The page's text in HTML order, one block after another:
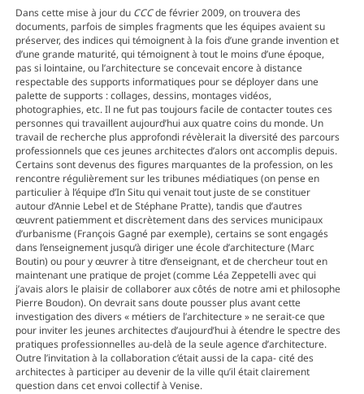
Dans cette mise à jour du CCCde février 2009, on trouvera des
documents, parfois de simples fragments que les équipes avaient su
préserver, des indices qui témoignent à la fois d’une grande invention et
d’une grande maturité, qui témoignent à tout le moins d’une époque,
pas si lointaine, ou l’architecture se concevait encore à distance
respectable des supports informatiques pour se déployer dans une
palette de supports : collages, dessins, montages vidéos,
photographies, etc. Il ne fut pas toujours facile de contacter toutes ces
personnes qui travaillent aujourd’hui aux quatre coins du monde. Un
travail de recherche plus approfondi révèlerait la diversité des parcours
professionnels que ces jeunes architectes d’alors ont accomplis depuis.
Certains sont devenus des figures marquantes de la profession, on les
rencontre régulièrement sur les tribunes médiatiques (on pense en
particulier à l’équipe d’In Situ qui venait tout juste de se constituer
autour d’Annie Lebel et de Stéphane Pratte), tandis que d’autres
œuvrent patiemment et discrètement dans des services municipaux
d’urbanisme (François Gagné par exemple), certains se sont engagés
dans l’enseignement jusqu’à diriger une école d’architecture (Marc
Boutin) ou pour y œuvrer à titre d’enseignant, et de chercheur tout en
maintenant une pratique de projet (comme Léa Zeppetelli avec qui
j’avais alors le plaisir de collaborer aux côtés de notre ami et philosophe
Pierre Boudon). On devrait sans doute pousser plus avant cette
investigation des divers « métiers de l’architecture » ne serait-ce que
pour inviter les jeunes architectes d’aujourd’hui à étendre le spectre des
pratiques professionnelles au-delà de la seule agence d’architecture.
Outre l’invitation à la collaboration c’était aussi de la capa- cité des
architectes à participer au devenir de la ville qu’il était clairement
question dans cet envoi collectif à Venise.